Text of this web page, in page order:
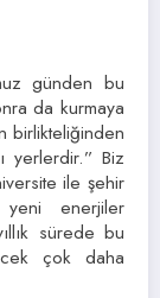
günden bu
da kurmaya
birlikteliğinden
yerlerdir.” Biz
ile şehir
yeni enerjiler
sürede bu
çok daha